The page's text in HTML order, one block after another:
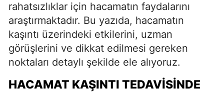
rahatsızlıklar için hacamatın faydalarını
araştırmaktadır. Bu yazıda, hacamatın
kaşıntı üzerindeki etkilerini, uzman
görüşlerini ve dikkat edilmesi gereken
noktaları detaylı şekilde ele alıyoruz.
HACAMAT KAŞINTI TEDAVISINDE